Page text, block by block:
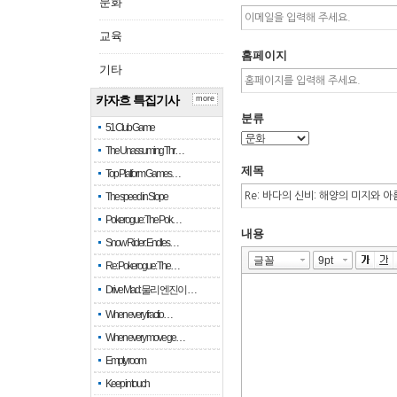
교육
기타
카자흐 특집기사
51 Club Game
The Unassuming Thr…
Top Platform Games…
The speed in Slope
Pokerogue: The Pok…
Snow Rider: Endles…
Re: Pokerogue: The…
Drive Mad: 물리 엔진이 …
When every fractio…
When every move ge…
Empty room
Keep in touch
more
홈페이지
분류
제목
내용